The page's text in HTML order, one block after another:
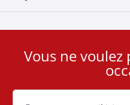
User
Cookie
Vous ne